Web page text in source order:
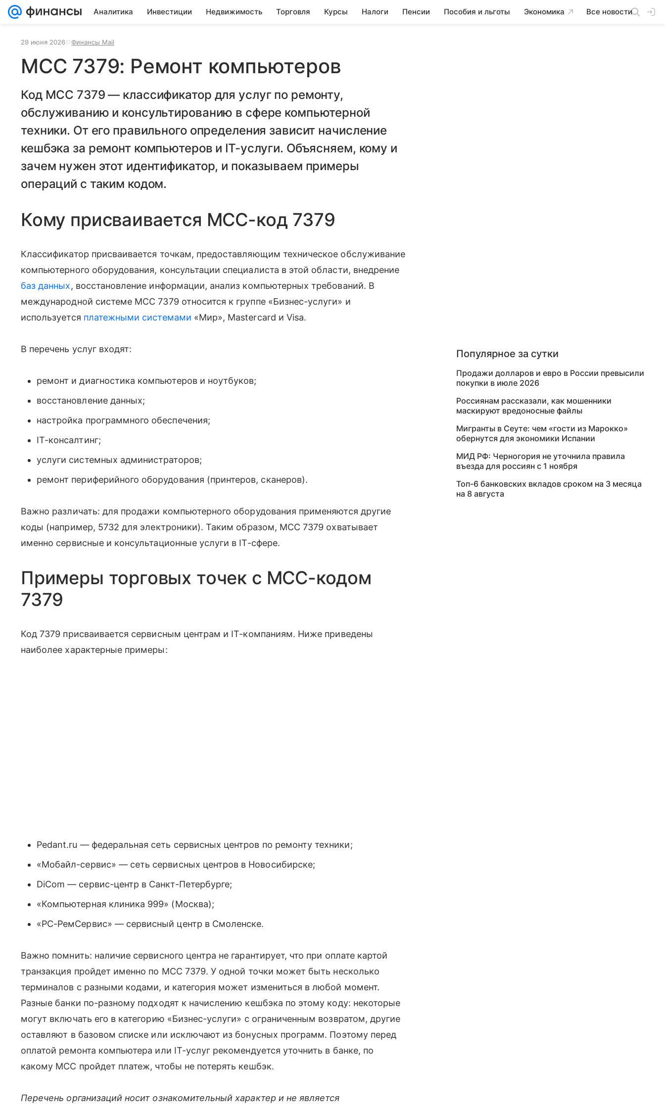
Аналитика Инвестиции Недвижимость Торговля Курсы Налоги Пенсии Пособия и льготы Экономика Все новости
29 июня 2026 Финансы Mail
MCC 7379: Ремонт компьютеров
Код MCC 7379 — классификатор для услуг по ремонту,
обслуживанию и консультированию в сфере компьютерной
техники. От его правильного определения зависит начисление
кешбэка за ремонт компьютеров и IT-услуги. Объясняем, кому и
зачем нужен этот идентификатор, и показываем примеры
операций с таким кодом.
Кому присваивается MCC-код 7379
Классификатор присваивается точкам, предоставляющим техническое обслуживание
компьютерного оборудования, консультации специалиста в этой области, внедрение
баз данных, восстановление информации, анализ компьютерных требований. В
международной системе MCC 7379 относится к группе «Бизнес-услуги» и
используется платежными системами «Мир», Mastercard и Visa.
В перечень услуг входят:
ремонт и диагностика компьютеров и ноутбуков;
восстановление данных;
настройка программного обеспечения;
IT-консалтинг;
услуги системных администраторов;
ремонт периферийного оборудования (принтеров, сканеров).
Важно различать: для продажи компьютерного оборудования применяются другие
коды (например, 5732 для электроники). Таким образом, MCC 7379 охватывает
именно сервисные и консультационные услуги в IT-сфере.
Примеры торговых точек с MCC-кодом
7379
Код 7379 присваивается сервисным центрам и IT-компаниям. Ниже приведены
наиболее характерные примеры:
Pedant.ru — федеральная сеть сервисных центров по ремонту техники;
«Мобайл-сервис» — сеть сервисных центров в Новосибирске;
DiCom — сервис-центр в Санкт-Петербурге;
«Компьютерная клиника 999» (Москва);
«PC-РемСервис» — сервисный центр в Смоленске.
Важно помнить: наличие сервисного центра не гарантирует, что при оплате картой
транзакция пройдет именно по MCC 7379. У одной точки может быть несколько
терминалов с разными кодами, и категория может измениться в любой момент.
Разные банки по-разному подходят к начислению кешбэка по этому коду: некоторые
могут включать его в категорию «Бизнес-услуги» с ограниченным возвратом, другие
оставляют в базовом списке или исключают из бонусных программ. Поэтому перед
оплатой ремонта компьютера или IT-услуг рекомендуется уточнить в банке, по
какому MCC пройдет платеж, чтобы не потерять кешбэк.
Перечень организаций носит ознакомительный характер и не является
Популярное за сутки
Продажи долларов и евро в России превысили
покупки в июле 2026
Россиянам рассказали, как мошенники
маскируют вредоносные файлы
Мигранты в Сеуте: чем «гости из Марокко»
обернутся для экономики Испании
МИД РФ: Черногория не уточнила правила
въезда для россиян с 1 ноября
Топ-6 банковских вкладов сроком на 3 месяца
на 8 августа